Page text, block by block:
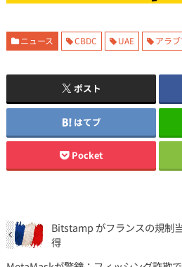
ニュース CBDC UAE アラ
ポスト
はてブ
Pocket
Bitstamp がフランスの規制
得